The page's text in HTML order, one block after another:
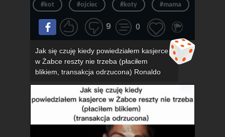
#kot #ojciec #koty #mama
9 0
Jak się czuję kiedy powiedziałem kasjerce
w Żabce reszty nie trzeba (płaciłem
blikiem, transakcja odrzucona) Ronaldo